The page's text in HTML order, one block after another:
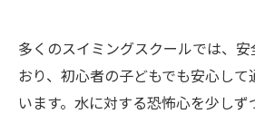
多くのスイミングスクールでは、
おり、初心者の子どもでも安心して
います。水に対する恐怖心を少しず